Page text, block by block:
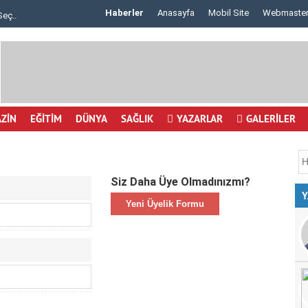
Göz Çizdirme Eskide Kaldı: Görme Kusurlarının..
Haberler Anasayfa Mobil Site Webmaster
EĞİTİM DÜNYA SAĞLIK YAZARLAR GALERİLER
Siz Daha Üye Olmadınızmı?
Yeni Üyelik Formu